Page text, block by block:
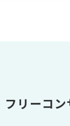
フリーコ